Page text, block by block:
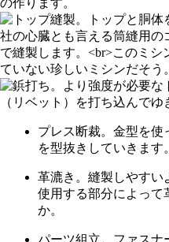
プレス断裁。金型を使
を型抜きしていきます。
革漉き。縫製しやすい
使用する部分によって
か。